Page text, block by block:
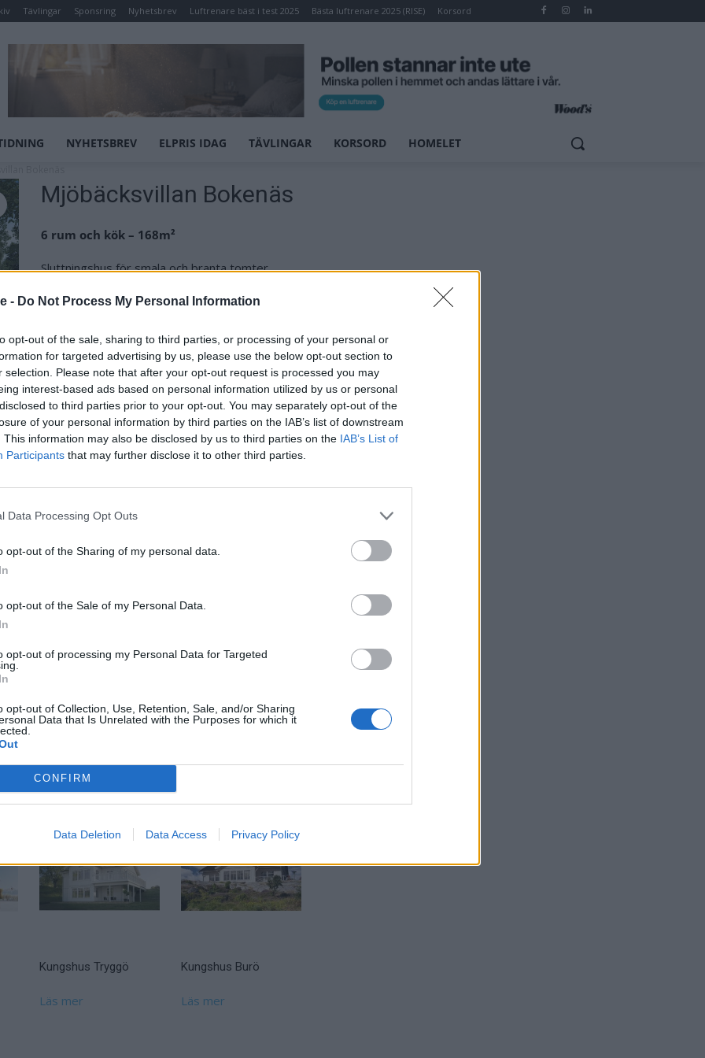
- Do Not Process My Personal Information
opt-out of the sale, sharing to third parties, or processing of your personal or
for targeted advertising by us, please use the below opt-out section to
selection. Please note that after your opt-out request is processed you may
interest-based ads based on personal information utilized by us or personal
to third parties prior to your opt-out. You may separately opt-out of the
of your personal information by third parties on the IAB’s list of downstream
This information may also be disclosed by us to third parties on the IAB’s List of
Participants that may further disclose it to other third parties.
Data Processing Opt Outs
opt-out of the Sharing of my personal data.
opt-out of the Sale of my Personal Data.
opt-out of processing my Personal Data for Targeted
opt-out of Collection, Use, Retention, Sale, and/or Sharing
Data that Is Unrelated with the Purposes for which it
CONFIRM
Data Deletion Data Access Privacy Policy
Tävlingar Sponsring Nyhetsbrev Luftrenare bäst i test 2025 Bästa luftrenare 2025 (RISE) Korsord
NYHETSBREV ELPRIS IDAG TÄVLINGAR KORSORD HOMELET
Mjöbäcksvillan Bokenäs
6 rum och kök – 168m²
Sluttningshus för smala och branta tomter.
MER INFO
Kategori:Hus & Villor
får ni ett funkishus med bredsidan mot utsikt och sol,
vare den långsmala formen får sluttningsplanet de
placering centralt ihop med entré, ger
ger också god kontakt med båda sidor av
photos=”5″ text=”Följ oss @mjobacksvillan”]
Kungshus Tryggö
Läs mer
Kungshus Burö
Läs mer